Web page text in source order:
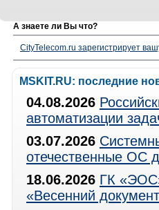
А знаете ли Вы что?
CityTelecom.ru зарегистрирует
MSKIT.RU: последние
04.08.2026
автоматизации
03.07.2026
отечественные ОС
18.06.2026 ГК
«Весенний